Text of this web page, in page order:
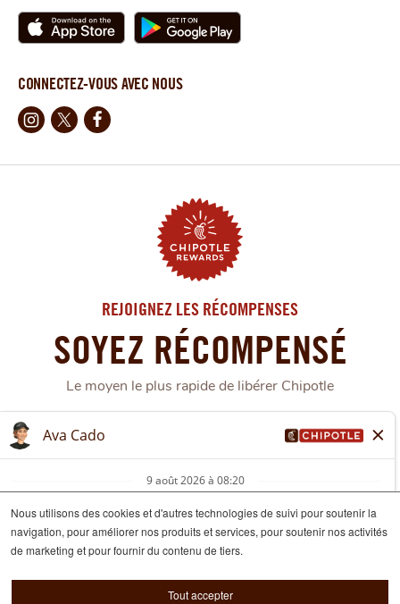
CONNECTEZ-VOUS AVEC NOUS
REJOIGNEZ LES RÉCOMPENSES
SOYEZ RÉCOMPENSÉ
Le moyen le plus rapide de libérer Chipotle
ADHÉRER MAINTENANT
PROGRAMME
DE
RÉCOMPENSE
© 2026 Chipotle Mexican Grill
Conditions D’Utilisation
Avis de Confidentialité des Candidats
Nous utilisons des cookies et d'autres technologies de suivi pour soutenir la
navigation, pour améliorer nos produits et services, pour soutenir nos activités
de marketing et pour fournir du contenu de tiers.
Tout accepter